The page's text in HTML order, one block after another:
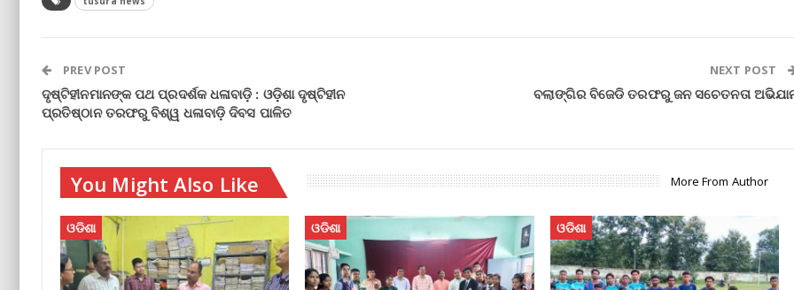
PREV POST
ଦୃଷ୍ଟିହୀନମାନଙ୍କ ପଥ ପ୍ରଦର୍ଶକ ଧଳାବାଡ଼ି : ଓଡ଼ିଶା ଦୃଷ୍ଟିହୀନ
ପ୍ରତିଷ୍ଠାନ ତରଫରୁ ବିଶ୍ୱ ଧଳାବାଡ଼ି ଦିବସ ପାଳିତ
NEXT POST
ବଲାଙ୍ଗିର ବିଜେଡି ତରଫରୁ ଜନ ସଚେତନତା
You Might Also Like More From Author
ଓଡିଶା ଓଡିଶା ଓଡିଶା